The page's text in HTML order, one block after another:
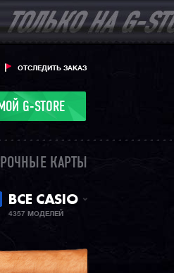
ОТСЛЕДИТЬ ЗАКАЗ
G-STORE
КАРТЫ
ВСЕ CASIO
4357 МОДЕЛЕЙ